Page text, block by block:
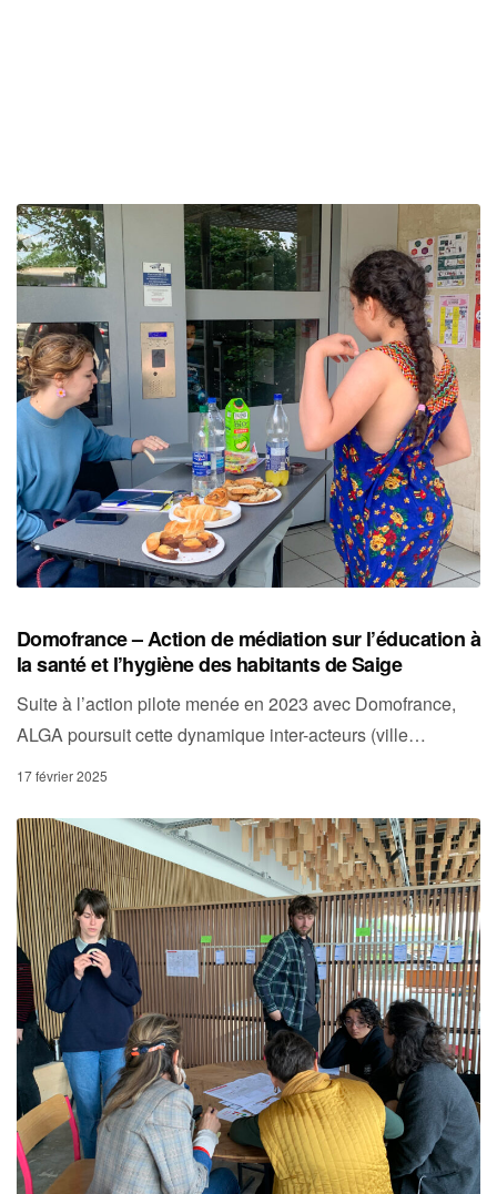
Domofrance – Action de médiation sur l’éducation à
la santé et l’hygiène des habitants de Saige
Suite à l’action pilote menée en 2023 avec Domofrance,
ALGA poursuit cette dynamique inter-acteurs (ville…
17 février 2025